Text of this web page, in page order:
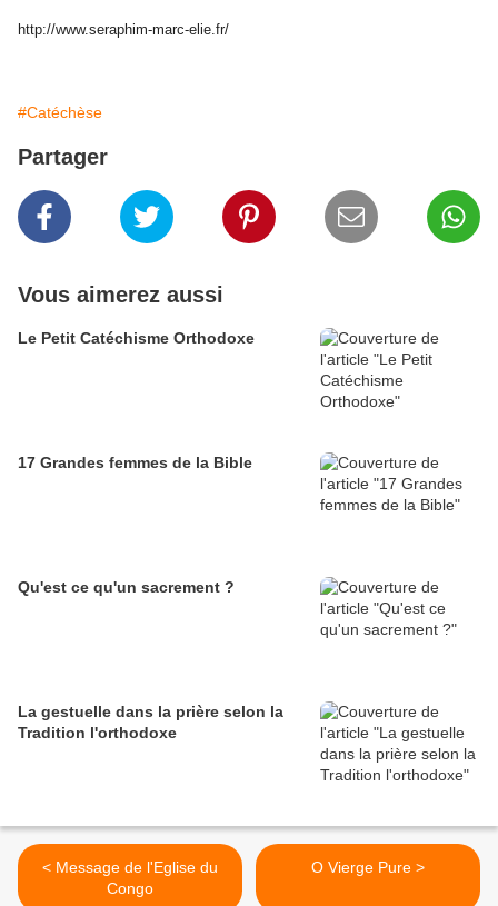
http://www.seraphim-marc-elie.fr/
#Catéchèse
Partager
Vous aimerez aussi
Le Petit Catéchisme Orthodoxe
17 Grandes femmes de la Bible
Qu'est ce qu'un sacrement ?
La gestuelle dans la prière selon la
Tradition l'orthodoxe
< Message de l'Eglise du
Congo
O Vierge Pure >